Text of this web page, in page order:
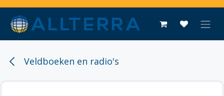
Overslaan naar inhoud
Veldboeken en radio's